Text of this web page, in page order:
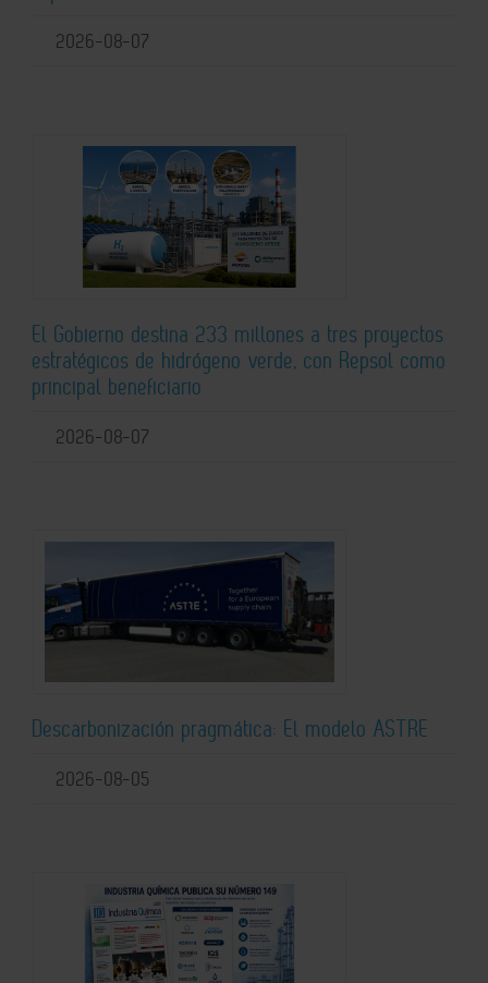
2026-08-07
El Gobierno destina 233 millones a tres proyectos
estratégicos de hidrógeno verde, con Repsol como
principal beneficiario
2026-08-07
Descarbonización pragmática: El modelo ASTRE
2026-08-05